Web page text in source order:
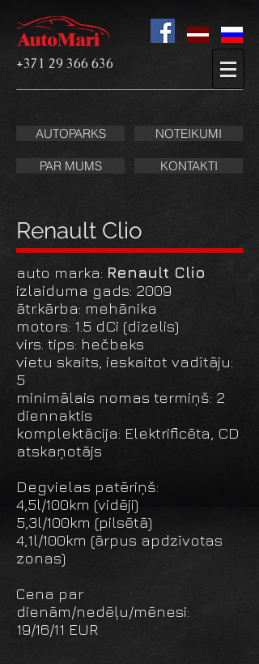
+371 29 366 636
AUTOPARKS NOTEIKUMI
PAR MUMS KONTAKTI
Renault Clio
auto marka: Renault Clio
izlaiduma gads: 2009
ātr.kārba: mehānika
motors: 1.5 dCi (dīzelis)
virs. tips: hečbeks
vietu skaits, ieskaitot vadītāju:
5
minimālais nomas termiņš: 2
diennaktis
komplektācija: Elektrificēta, CD
atskaņotājs
Degvielas patēriņš:
4,5l/100km (vidēji)
5,3l/100km (pilsētā)
4,1l/100km (ārpus apdzīvotas
zonas)
Сena par
dienām/nedēļu/mēnesi:
19/16/11 EUR